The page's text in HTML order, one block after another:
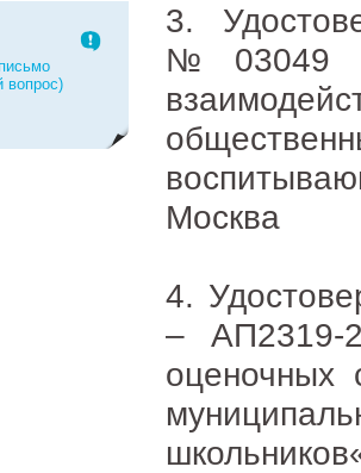
вопрос)
3.
№03049
Москва
4.
– АП2319-
оценочных